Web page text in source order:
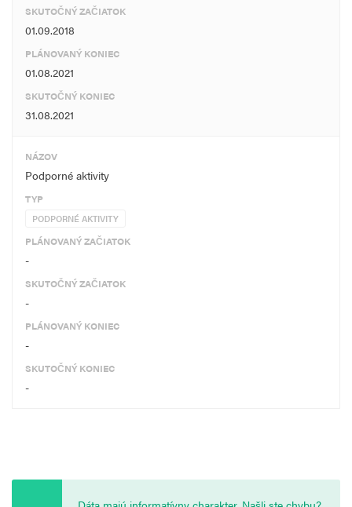
SKUTOČNÝ ZAČIATOK
01.09.2018
PLÁNOVANÝ KONIEC
01.08.2021
SKUTOČNÝ KONIEC
31.08.2021
NÁZOV
Podporné aktivity
TYP
PODPORNÉ AKTIVITY
PLÁNOVANÝ ZAČIATOK
-
SKUTOČNÝ ZAČIATOK
-
PLÁNOVANÝ KONIEC
-
SKUTOČNÝ KONIEC
-